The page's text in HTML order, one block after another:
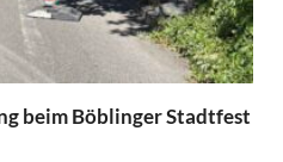
beim Böblinger Stadtfest